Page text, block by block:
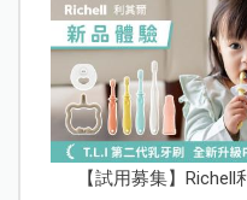
【試用募集】Richell